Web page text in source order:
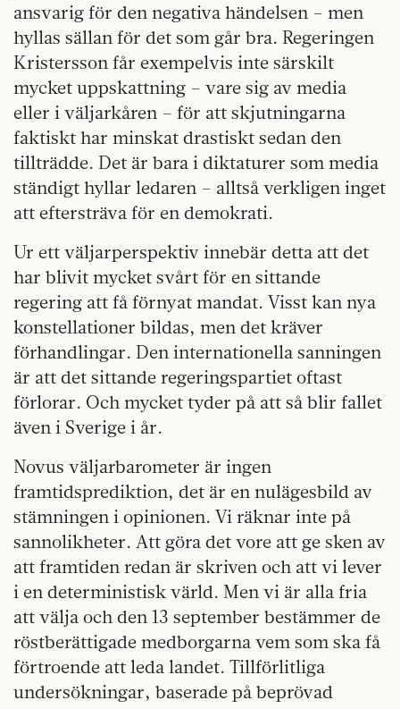
ansvarig för den negativa händelsen – men
hyllas sällan för det som går bra. Regeringen
Kristersson får exempelvis inte särskilt
mycket uppskattning – vare sig av media
eller i väljarkåren – för att skjutningarna
faktiskt har minskat drastiskt sedan den
tillträdde. Det är bara i diktaturer som media
ständigt hyllar ledaren – alltså verkligen inget
att eftersträva för en demokrati.
Ur ett väljarperspektiv innebär detta att det
har blivit mycket svårt för en sittande
regering att få förnyat mandat. Visst kan nya
konstellationer bildas, men det kräver
förhandlingar. Den internationella sanningen
är att det sittande regeringspartiet oftast
förlorar. Och mycket tyder på att så blir fallet
även i Sverige i år.
Novus väljarbarometer är ingen
framtidsprediktion, det är en nulägesbild av
stämningen i opinionen. Vi räknar inte på
sannolikheter. Att göra det vore att ge sken av
att framtiden redan är skriven och att vi lever
i en deterministisk värld. Men vi är alla fria
att välja och den 13 september bestämmer de
röstberättigade medborgarna vem som ska få
förtroende att leda landet. Tillförlitliga
undersökningar, baserade på beprövad